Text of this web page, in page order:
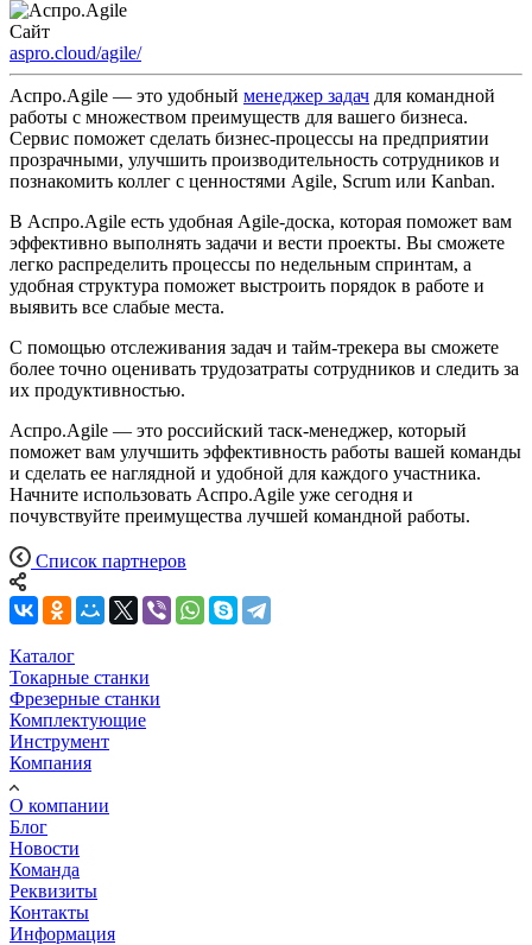
Сайт
aspro.cloud/agile/
Аспро.Agile — это удобный менеджер задач для командной
работы с множеством преимуществ для вашего бизнеса.
Сервис поможет сделать бизнес-процессы на предприятии
прозрачными, улучшить производительность сотрудников и
познакомить коллег с ценностями Agile, Scrum или Kanban.
В Аспро.Agile есть удобная Agile-доска, которая поможет вам
эффективно выполнять задачи и вести проекты. Вы сможете
легко распределить процессы по недельным спринтам, а
удобная структура поможет выстроить порядок в работе и
выявить все слабые места.
С помощью отслеживания задач и тайм-трекера вы сможете
более точно оценивать трудозатраты сотрудников и следить за
их продуктивностью.
Аспро.Agile — это российский таск-менеджер, который
поможет вам улучшить эффективность работы вашей команды
и сделать ее наглядной и удобной для каждого участника.
Начните использовать Аспро.Agile уже сегодня и
почувствуйте преимущества лучшей командной работы.
Список партнеров
Каталог
Токарные станки
Фрезерные станки
Комплектующие
Инструмент
Компания
О компании
Блог
Новости
Команда
Реквизиты
Контакты
Информация